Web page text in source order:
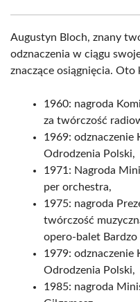
Augustyn Bloch, znany
odznaczenia w ciągu
znaczące osiągnięcia.
1960: nagroda
za twórczość
1969: odznaczenie
Odrodzenia Polski,
1971: Nagroda
per orchestra,
1975: nagroda
twórczość
opero-balet Bardzo
1979: odznaczenie
Odrodzenia Polski,
1985: nagroda